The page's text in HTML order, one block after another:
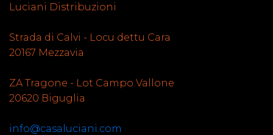
Luciani Distribuzioni
Strada di Calvi - Locu dettu Cara
20167 Mezzavia
ZA Tragone - Lot Campo Vallone
20620 Biguglia
info@casaluciani.com